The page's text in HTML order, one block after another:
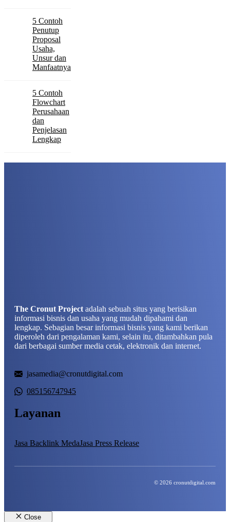
5 Contoh
Penutup
Proposal
Usaha,
Unsur dan
Manfaatnya
5 Contoh
Flowchart
Perusahaan
dan
Penjelasan
Lengkap
The Cronut Project adalah sebuah situs yang berisikan
informasi bisnis dan usaha yang mudah dipahami dan
lengkap. Sebagian besar informasi bisnis yang kami berikan
diperoleh dari pengalaman kami, selain itu, ditambahkan pula
dari berbagai sumber media cetak, elektronik dan internet.
jasamedia@cronutdigital.com
085156747945
Layanan
Jasa Backlink MedaJasa Press Release
© 2026 cronutdigital.com
Close